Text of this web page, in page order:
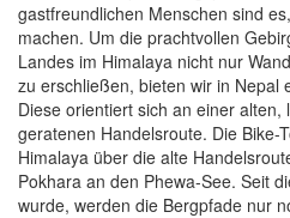
gastfreundlichen Menschen sind
machen. Um die prachtvollen
Landes im Himalaya nicht nur
zu erschließen, bieten wir in Nepal
Diese orientiert sich an einer alten,
geratenen Handelsroute. Die Bike-
Himalaya über die alte
Pokhara an den Phewa-See. Seit
wurde, werden die Bergpfade nur